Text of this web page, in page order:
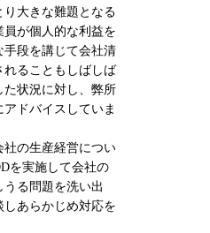
り大きな難題となる
員が個人的な利益を
手段を講じて会社清
れることもしばしば
た状況に対し、弊所
ドバイスしていま
社の生産経営につい
を実施して会社の
る問題を洗い出
しあらかじめ対応を